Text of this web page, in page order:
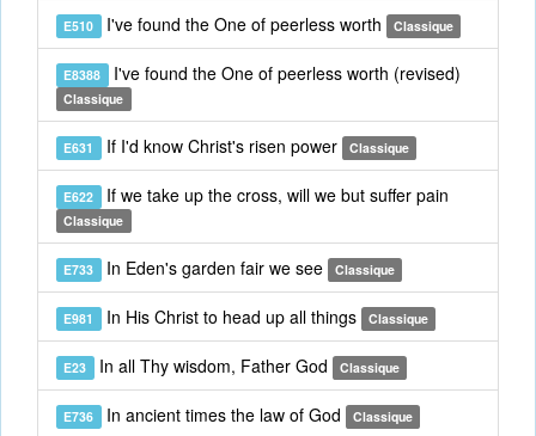
E510 I've found the One of peerless worth Classique
E8388 I've found the One of peerless worth (revised)
Classique
E631 If I'd know Christ's risen power Classique
E622 If we take up the cross, will we but suffer pain
Classique
E733 In Eden's garden fair we see Classique
E981 In His Christ to head up all things Classique
E23 In all Thy wisdom, Father God Classique
E736 In ancient times the law of God Classique